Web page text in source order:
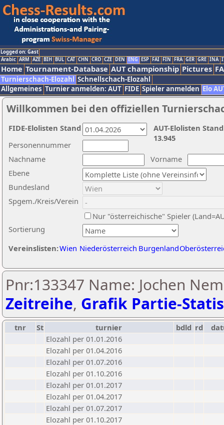
Logged on: Gast
Arabic ARM AZE BIH BUL CAT CHN CRO CZE DEN ENG ESP FAI FIN FRA GER GRE INA
Home Tournament-Database AUT championship Pictures
Turnierschach-Elozahl Schnellschach-Elozahl
Allgemeines Turnier anmelden: AUT FIDE Spieler anmelden Elo
Willkommen bei den offiziellen
Nachname
Vorname
Ebene
Sortierung
Personennummer
Bundesland
Spgem./Kreis/Verein
Nur "österreichische" Spieler
Vereinslisten:Wien Niederösterreich Burgenland
AUT-Elolisten
13.945
FIDE-Elolisten Stand
Pnr:133347 Name: Jochen
Zeitreihe, Grafik Partie-
tnr St turnier bdld rd
Elozahl per 01.01.2016
Elozahl per 01.04.2016
Elozahl per 01.07.2016
Elozahl per 01.10.2016
Elozahl per 01.01.2017
Elozahl per 01.04.2017
Elozahl per 01.07.2017
Elozahl per 01.10.2017